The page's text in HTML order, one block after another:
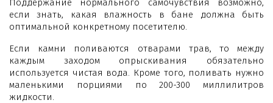
Поддержание нормального самочувствия возможно,
если знать, какая влажность в бане должна быть
оптимальной конкретному посетителю.
Если камни поливаются отварами трав, то между
каждым заходом опрыскивания обязательно
используется чистая вода. Кроме того, поливать нужно
маленькими порциями по 200-300 миллилитров
жидкости.